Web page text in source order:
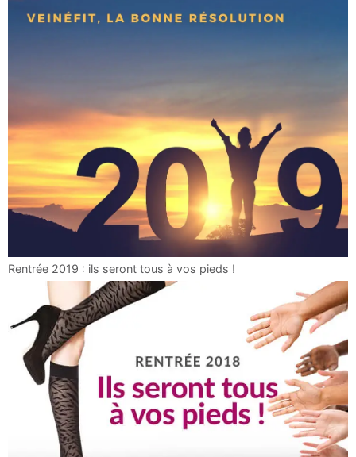
Rentrée 2019 : ils seront tous à vos pieds !